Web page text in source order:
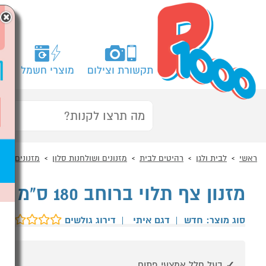
תקשורת וצילום מוצרי חשמל
ראשי לבית ולגן רהיטים לבית מזנונים ושולחנות סלון מזנונים
מזנון צף תלוי ברוחב 180 ס"מ איתי מבית טודו דיזיין
סוג מוצר: חדש | דגם איתי | דירוג גולשים
×